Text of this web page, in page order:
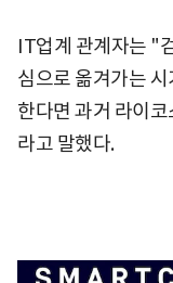
IT업계 관계자는 "
심으로 옮겨가는
한다면 과거 라이
라고 말했다.